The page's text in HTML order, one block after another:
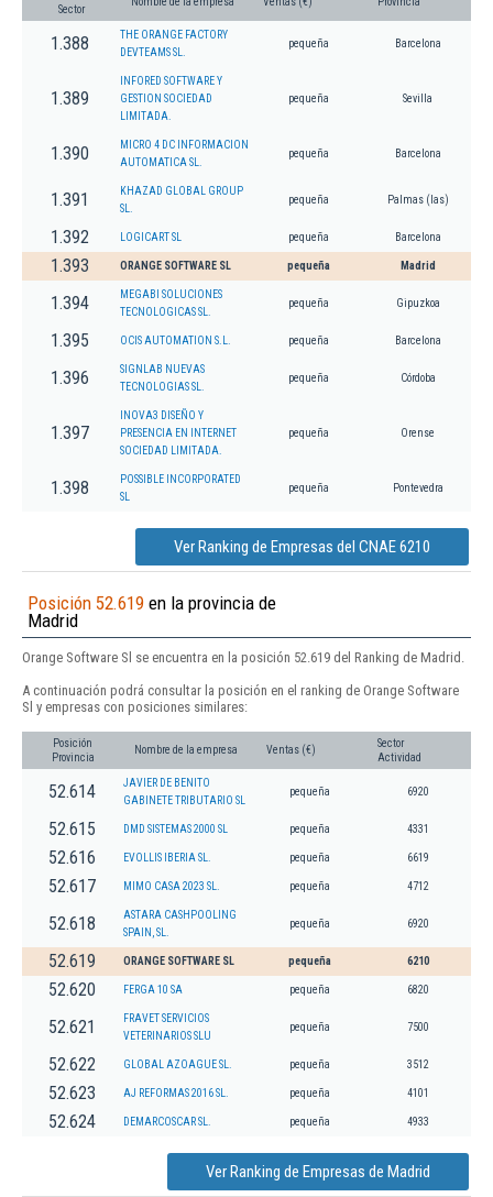
Sector
1.388
THE ORANGE FACTORY
DEVTEAMS SL.
pequeña Barcelona
1.389
INFORED SOFTWARE Y
GESTION SOCIEDAD
LIMITADA.
pequeña Sevilla
1.390
MICRO 4 DC INFORMACION
AUTOMATICA SL.
pequeña Barcelona
1.391
KHAZAD GLOBAL GROUP
SL.
pequeña Palmas (las)
1.392 LOGICART SL pequeña Barcelona
1.393 ORANGE SOFTWARE SL pequeña Madrid
1.394
MEGABI SOLUCIONES
TECNOLOGICAS SL.
pequeña Gipuzkoa
1.395 OCIS AUTOMATION S.L. pequeña Barcelona
1.396
SIGNLAB NUEVAS
TECNOLOGIAS SL.
pequeña Córdoba
1.397
INOVA3 DISEÑO Y
PRESENCIA EN INTERNET
SOCIEDAD LIMITADA.
pequeña Orense
1.398
POSSIBLE INCORPORATED
SL
pequeña Pontevedra
Ver Ranking de Empresas del CNAE 6210
Posición 52.619 en la provincia de
Madrid
Orange Software Sl se encuentra en la posición 52.619 del Ranking de Madrid.
A continuación podrá consultar la posición en el ranking de Orange Software
Sl y empresas con posiciones similares:
Posición
Provincia
Nombre de la empresa Ventas (€)
Sector
Actividad
52.614
JAVIER DE BENITO
GABINETE TRIBUTARIO SL
pequeña 6920
52.615 DMD SISTEMAS 2000 SL pequeña 4331
52.616 EVOLLIS IBERIA SL. pequeña 6619
52.617 MIMO CASA 2023 SL. pequeña 4712
52.618
ASTARA CASHPOOLING
SPAIN, SL.
pequeña 6920
52.619 ORANGE SOFTWARE SL pequeña 6210
52.620 FERGA 10 SA pequeña 6820
52.621
FRAVET SERVICIOS
VETERINARIOS SLU
pequeña 7500
52.622 GLOBAL AZOAGUE SL. pequeña 3512
52.623 AJ REFORMAS 2016 SL. pequeña 4101
52.624 DEMARCOSCAR SL. pequeña 4933
Ver Ranking de Empresas de Madrid